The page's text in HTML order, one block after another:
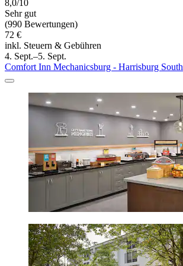
8,0/10
Sehr gut
(990 Bewertungen)
72 €
inkl. Steuern & Gebühren
4. Sept.–5. Sept.
Comfort Inn Mechanicsburg - Harrisburg South